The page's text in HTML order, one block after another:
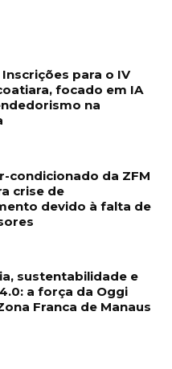
Inscrições para o IV
focado em IA
na
condicionado da ZFM
crise de
devido à falta de
sustentabilidade e
a força da Oggi
Franca de Manaus